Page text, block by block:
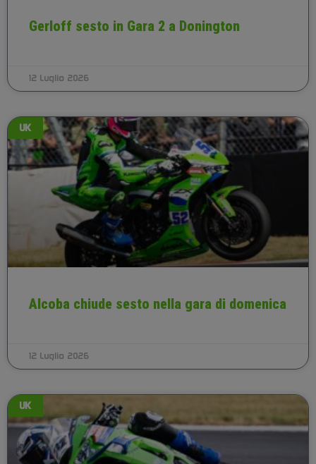
Gerloff sesto in Gara 2 a Donington
12 Luglio 2026
UK
Alcoba chiude sesto nella gara di domenica
12 Luglio 2026
UK